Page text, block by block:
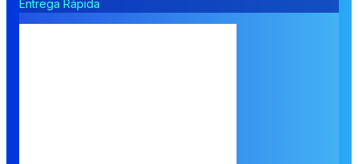
Entrega Rápida